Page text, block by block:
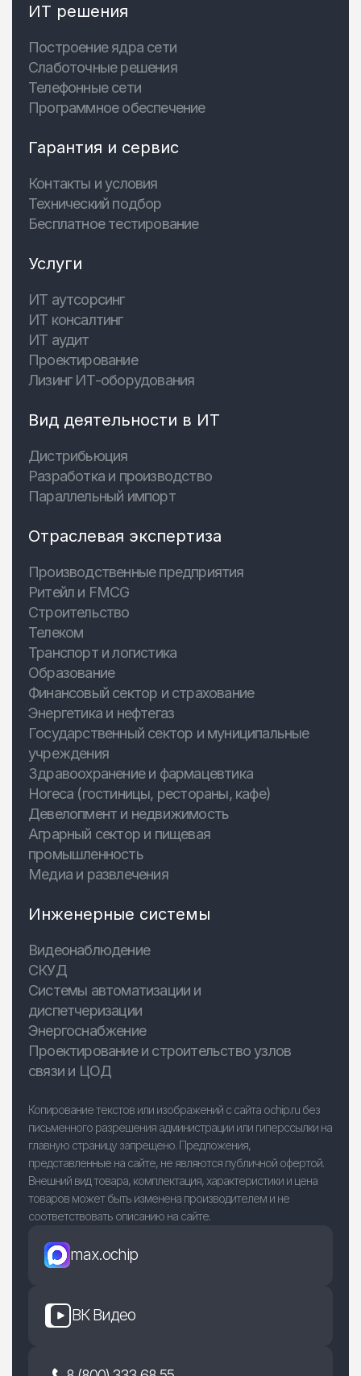
ИТ решения
Построение ядра сети
Слаботочные решения
Телефонные сети
Программное обеспечение
Гарантия и сервис
Контакты и условия
Технический подбор
Бесплатное тестирование
Услуги
ИТ аутсорсинг
ИТ консалтинг
ИТ аудит
Проектирование
Лизинг ИТ-оборудования
Вид деятельности в ИТ
Дистрибьюция
Разработка и производство
Параллельный импорт
Отраслевая экспертиза
Производственные предприятия
Ритейл и FMCG
Строительство
Телеком
Транспорт и логистика
Образование
Финансовый сектор и страхование
Энергетика и нефтегаз
Государственный сектор и муниципальные
учреждения
Здравоохранение и фармацевтика
Horeca (гостиницы, рестораны, кафе)
Девелопмент и недвижимость
Аграрный сектор и пищевая
промышленность
Медиа и развлечения
Инженерные системы
Видеонаблюдение
СКУД
Системы автоматизации и
диспетчеризации
Энергоснабжение
Проектирование и строительство узлов
связи и ЦОД
Копирование текстов или изображений с сайта ochip.ru без
письменного разрешения администрации или гиперссылки на
главную страницу запрещено. Предложения,
представленные на сайте, не являются публичной офертой.
Внешний вид товара, комплектация, характеристики и цена
товаров может быть изменена производителем и не
соответствовать описанию на сайте.
max.ochip
ВК Видео